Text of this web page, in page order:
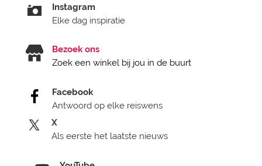
Instagram
Elke dag inspiratie
Bezoek ons
Zoek een winkel bij jou in de buurt
Facebook
Antwoord op elke reiswens
X
Als eerste het laatste nieuws